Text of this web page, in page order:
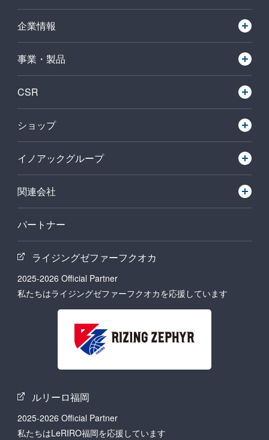
企業情報
事業・製品
CSR
ショップ
イノアックグループ
関連会社
パートナー
ライジングゼファーフクオカ
2025-2026 Official Partner
私たちはライジングゼファーフクオカを応援しています
ルリーロ福岡
2025-2026 Official Partner
私たちはLeRIRO福岡を応援しています